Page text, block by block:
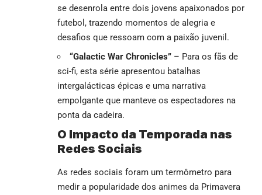
se desenrola entre dois jovens apaixonados por
futebol, trazendo momentos de alegria e
desafios que ressoam com a paixão juvenil.
“Galactic War Chronicles” – Para os fãs de
sci-fi, esta série apresentou batalhas
intergalácticas épicas e uma narrativa
empolgante que manteve os espectadores na
ponta da cadeira.
O Impacto da Temporada nas
Redes Sociais
As redes sociais foram um termômetro para
medir a popularidade dos animes da Primavera